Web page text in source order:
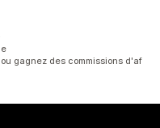
gagnez des commissions d'af